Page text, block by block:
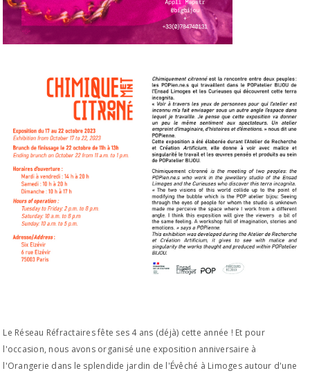
Le Réseau Réfractaires fête ses 4 ans (déjà) cette année ! Et pour
l'occasion, nous avons organisé une exposition anniversaire à
l'Orangerie dans le splendide jardin de l'Évêché à Limoges autour d'une